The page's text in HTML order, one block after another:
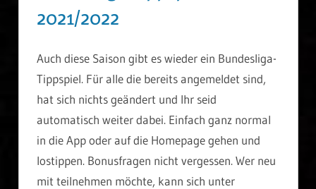
2021/2022
Auch diese Saison gibt es wieder ein Bundesliga-
Tippspiel. Für alle die bereits angemeldet sind,
hat sich nichts geändert und Ihr seid
automatisch weiter dabei. Einfach ganz normal
in die App oder auf die Homepage gehen und
lostippen. Bonusfragen nicht vergessen. Wer neu
mit teilnehmen möchte, kann sich unter